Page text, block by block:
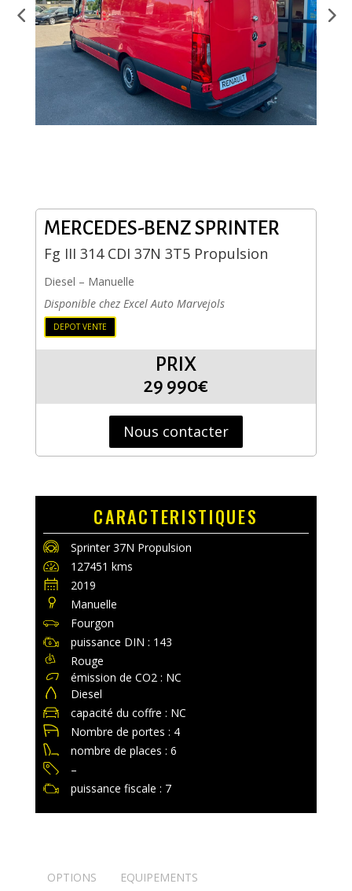
MERCEDES-BENZ SPRINTER
Fg III 314 CDI 37N 3T5 Propulsion
Diesel – Manuelle
Disponible chez Excel Auto Marvejols
DEPOT VENTE
PRIX
29 990€
Nous contacter
CARACTERISTIQUES
Sprinter 37N Propulsion
127451 kms
2019
Manuelle
Fourgon
puissance DIN : 143
Rouge
émission de CO2 : NC
Diesel
capacité du coffre : NC
Nombre de portes : 4
nombre de places : 6
–
puissance fiscale : 7
OPTIONS EQUIPEMENTS